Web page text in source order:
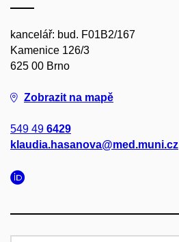
kancelář: bud. F01B2/167
Kamenice 126/3
625 00 Brno
Zobrazit na mapě
549 49 6429
klaudia.hasanova@med.muni.cz